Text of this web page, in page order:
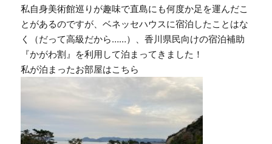
私自身美術館巡りが趣味で直島にも何度か足を運んだこ
とがあるのですが、ベネッセハウスに宿泊したことはな
く（だって高級だから……）、香川県民向けの宿泊補助
『かがわ割』を利用して泊まってきました！
私が泊まったお部屋はこちら